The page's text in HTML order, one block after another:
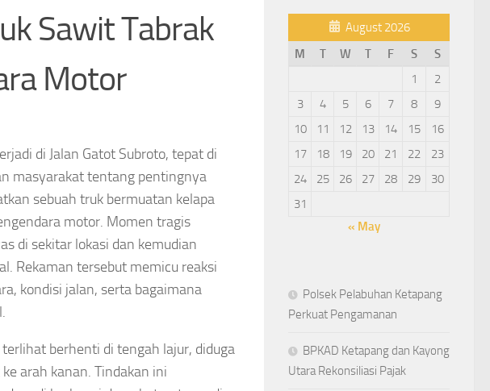
Sawit Tabrak
Motor
di Jalan Gatot Subroto, tepat di
masyarakat tentang pentingnya
sebuah truk bermuatan kelapa
motor. Momen tragis
di sekitar lokasi dan kemudian
Rekaman tersebut memicu reaksi
kondisi jalan, serta bagaimana
berhenti di tengah lajur, diduga
arah kanan. Tindakan ini
August 2026
M
T W T F S
S
1
2
3
4 5 6 7 8
9
10
11 12 13 14 15
16
17
18 19 20 21 22
23
24
25 26 27 28 29
30
31
« May
Polsek Pelabuhan Ketapang
Perkuat Pengamanan
BPKAD Ketapang dan Kayong
Utara Rekonsiliasi Pajak